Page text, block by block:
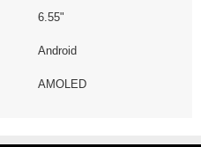
6.55"
Android
AMOLED